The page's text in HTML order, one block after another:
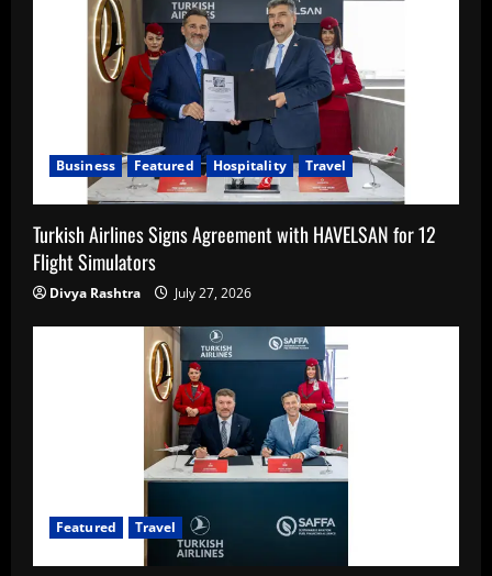
Business Featured Hospitality Travel
Turkish Airlines Signs Agreement with HAVELSAN for 12
Flight Simulators
Divya Rashtra July 27, 2026
Featured Travel